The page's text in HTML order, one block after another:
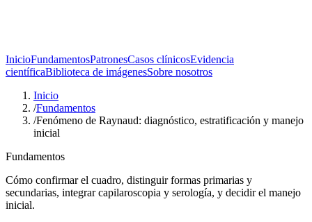
InicioFundamentosPatronesCasos clínicosEvidencia
científicaBiblioteca de imágenesSobre nosotros
Inicio
/Fundamentos
/Fenómeno de Raynaud: diagnóstico, estratificación y manejo
inicial
Fundamentos
Cómo confirmar el cuadro, distinguir formas primarias y
secundarias, integrar capilaroscopia y serología, y decidir el manejo
inicial.